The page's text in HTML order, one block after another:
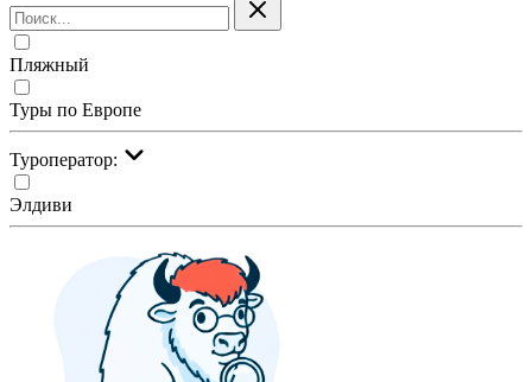
Пляжный
Туры по Европе
Туроператор:
Элдиви